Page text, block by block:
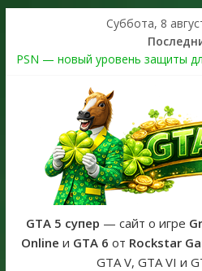
Суббота, 8
PSN — новый уровень защиты
The Kortz Center Heist выйдет в
Регистрация в Rockstar Games
как зарегистрировать аккаунт
Получайте особые награды в
Fine Art Collector
GTA 6 официальная обложка
Auto VI
GTA 5 супер — сайт о игре
Online и GTA 6 от Rockstar
GTA V, GTA VI и